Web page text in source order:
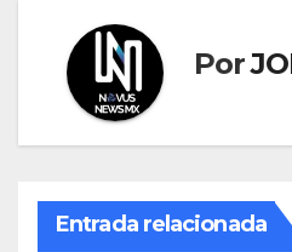
Por
Entrada relacionada